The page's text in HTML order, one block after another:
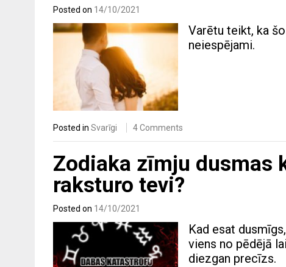
Posted on 14/10/2021
Varētu teikt, ka
neiespējami.
Posted in Svarīgi 4 Comments
Zodiaka zīmju dusmas
raksturo tevi?
Posted on 14/10/2021
Kad esat
viens no pēdējā
diezgan precīzs.